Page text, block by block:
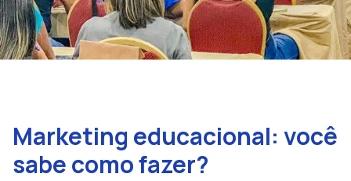
Marketing educacional: você
sabe como fazer?